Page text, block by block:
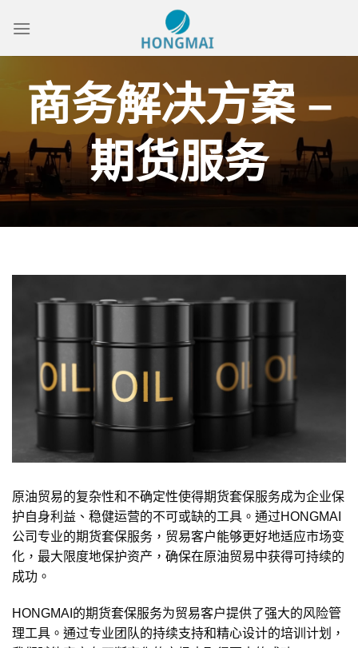
商务解决方案 –
期货服务
原油贸易的复杂性和不确定性使得期货套保服务成为企业保
护自身利益、稳健运营的不可或缺的工具。通过HONGMAI
公司专业的期货套保服务，贸易客户能够更好地适应市场变
化，最大限度地保护资产，确保在原油贸易中获得可持续的
成功。
HONGMAI的期货套保服务为贸易客户提供了强大的风险管
理工具。通过专业团队的持续支持和精心设计的培训计划，